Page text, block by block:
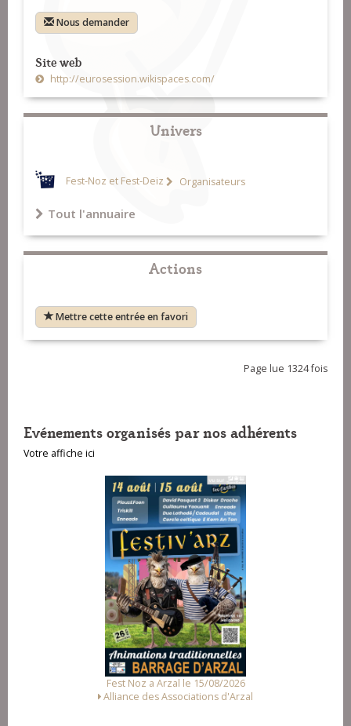
Nous demander
Site web
http://eurosession.wikispaces.com/
Univers
Fest-Noz et Fest-Deiz Organisateurs
Tout l'annuaire
Actions
Mettre cette entrée en favori
Page lue 1324 fois
Evénements organisés par nos adhérents
Votre affiche ici
Fest Noz a Arzal le 15/08/2026
Alliance des Associations d'Arzal